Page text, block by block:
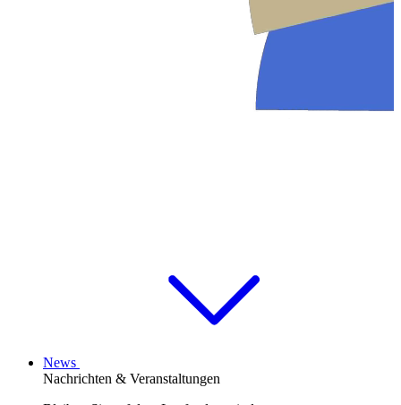
News
Nachrichten & Veranstaltungen